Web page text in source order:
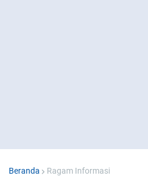
Beranda Ragam Informasi